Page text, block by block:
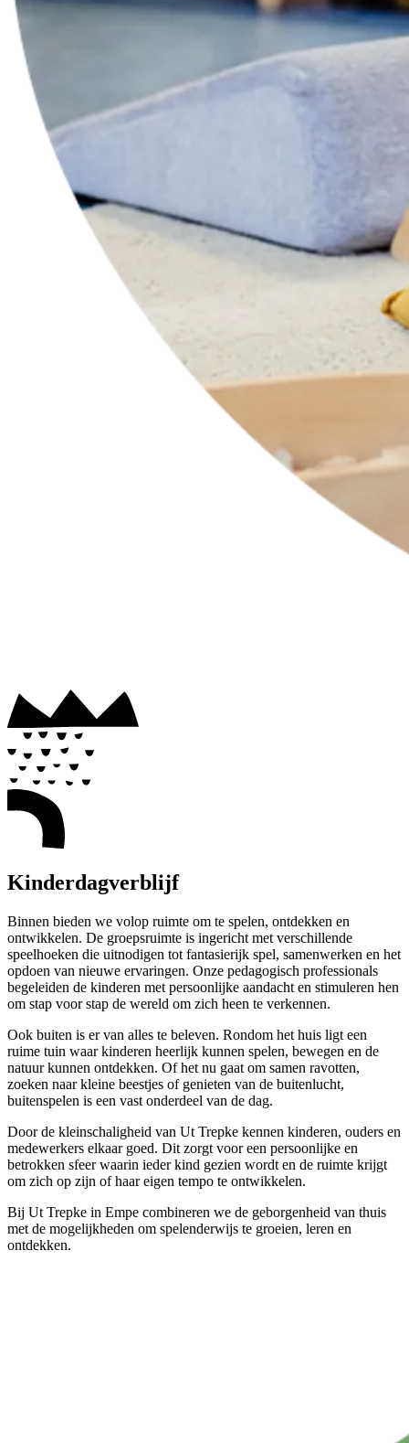
Kinderdagverblijf
Binnen bieden we volop ruimte om te spelen, ontdekken en
ontwikkelen. De groepsruimte is ingericht met verschillende
speelhoeken die uitnodigen tot fantasierijk spel, samenwerken en het
opdoen van nieuwe ervaringen. Onze pedagogisch professionals
begeleiden de kinderen met persoonlijke aandacht en stimuleren hen
om stap voor stap de wereld om zich heen te verkennen.
Ook buiten is er van alles te beleven. Rondom het huis ligt een
ruime tuin waar kinderen heerlijk kunnen spelen, bewegen en de
natuur kunnen ontdekken. Of het nu gaat om samen ravotten,
zoeken naar kleine beestjes of genieten van de buitenlucht,
buitenspelen is een vast onderdeel van de dag.
Door de kleinschaligheid van Ut Trepke kennen kinderen, ouders en
medewerkers elkaar goed. Dit zorgt voor een persoonlijke en
betrokken sfeer waarin ieder kind gezien wordt en de ruimte krijgt
om zich op zijn of haar eigen tempo te ontwikkelen.
Bij Ut Trepke in Empe combineren we de geborgenheid van thuis
met de mogelijkheden om spelenderwijs te groeien, leren en
ontdekken.